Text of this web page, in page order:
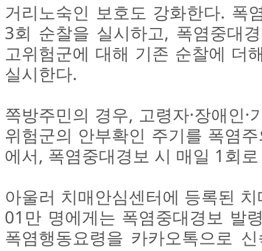
거리노숙인 보호도 강화한다. 폭
3회 순찰을 실시하고, 폭염중대
고위험군에 대해 기존 순찰에 더
실시한다.
쪽방주민의 경우, 고령자·장애인
위험군의 안부확인 주기를 폭염
에서, 폭염중대경보 시 매일 1회
아울러 치매안심센터에 등록된
01만 명에게는 폭염중대경보 발
폭염행동요령을 카카오톡으로